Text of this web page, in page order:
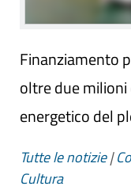
Finanziamento
oltre due
energetico del
Tutte le notizie|
Cultura